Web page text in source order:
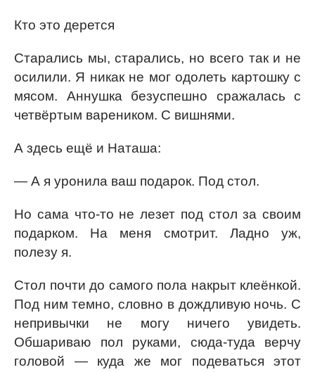
Кто это дерется
Старались мы, старались, но всего так и не
осилили. Я никак не мог одолеть картошку с
мясом. Аннушка безуспешно сражалась с
четвёртым вареником. С вишнями.
А здесь ещё и Наташа:
— А я уронила ваш подарок. Под стол.
Но сама что-то не лезет под стол за своим
подарком. На меня смотрит. Ладно уж,
полезу я.
Стол почти до самого пола накрыт клеёнкой.
Под ним темно, словно в дождливую ночь. С
непривычки не могу ничего увидеть.
Обшариваю пол руками, сюда-туда верчу
головой — куда же мог подеваться этот